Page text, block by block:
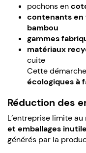
pochons en
contenants en
bambou
gammes
matériaux
cuite
Cette
écologiques à
Réduction des
L’entreprise limite
et emballages
générés par la